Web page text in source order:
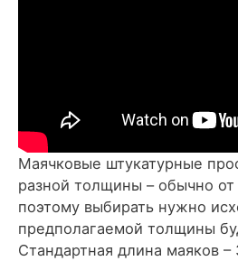
Маячковые штукатурные
разной толщины – обычно
поэтому выбирать нужно
предполагаемой толщины
Стандартная длина маяков